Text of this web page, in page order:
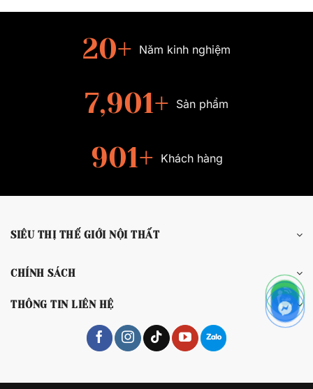
20+ Năm kinh nghiệm
7,989+ Sản phẩm
989+ Khách hàng
SIÊU THỊ THẾ GIỚI NỘI THẤT
CHÍNH SÁCH
THÔNG TIN LIÊN HỆ